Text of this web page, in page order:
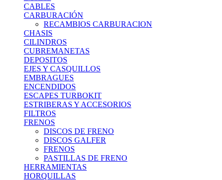
CABLES
CARBURACIÓN
RECAMBIOS CARBURACION
CHASIS
CILINDROS
CUBREMANETAS
DEPOSITOS
EJES Y CASQUILLOS
EMBRAGUES
ENCENDIDOS
ESCAPES TURBOKIT
ESTRIBERAS Y ACCESORIOS
FILTROS
FRENOS
DISCOS DE FRENO
DISCOS GALFER
FRENOS
PASTILLAS DE FRENO
HERRAMIENTAS
HORQUILLAS